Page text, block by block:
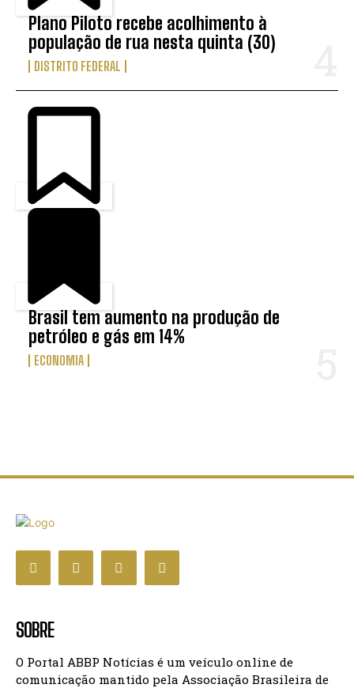
Plano Piloto recebe acolhimento à
população de rua nesta quinta (30)
DISTRITO FEDERAL
Brasil tem aumento na produção de
petróleo e gás em 14%
ECONOMIA
SOBRE
O Portal ABBP Notícias é um veículo online de
comunicação mantido pela Associação Brasileira de